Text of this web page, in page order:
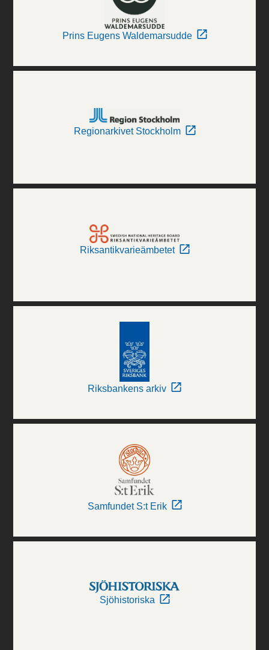
Prins Eugens Waldemarsudde
Regionarkivet Stockholm
Riksantikvarieämbetet
Riksbankens arkiv
Samfundet S:t Erik
Sjöhistoriska